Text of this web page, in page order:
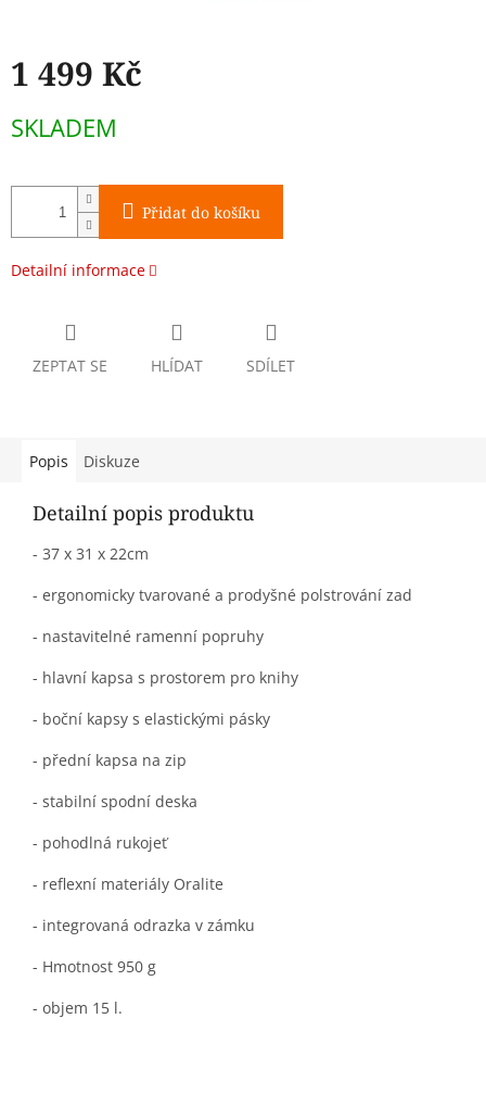
1 499 Kč
cena:
SKLADEM
Přidat do košíku
Detailní informace
ZEPTAT SE HLÍDAT SDÍLET
Popis Diskuze
Detailní popis produktu
- 37 x 31 x 22cm
- ergonomicky tvarované a prodyšné polstrování zad
- nastavitelné ramenní popruhy
- hlavní kapsa s prostorem pro knihy
- boční kapsy s elastickými pásky
- přední kapsa na zip
- stabilní spodní deska
- pohodlná rukojeť
- reflexní materiály Oralite
- integrovaná odrazka v zámku
- Hmotnost 950 g
- objem 15 l.